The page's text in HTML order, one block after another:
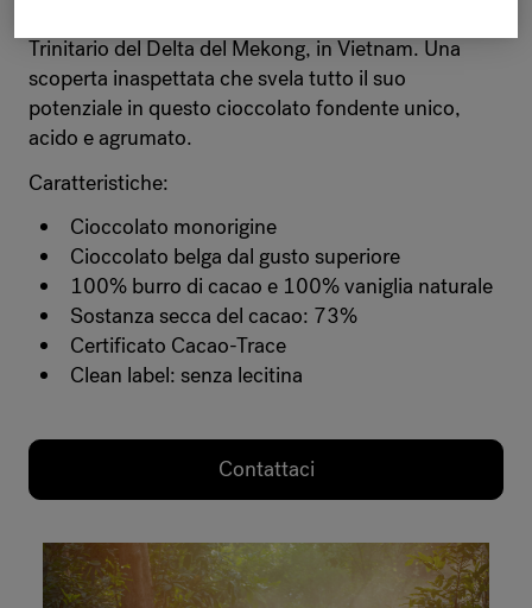
Trinitario del Delta del Mekong, in Vietnam. Una
scoperta inaspettata che svela tutto il suo
potenziale in questo cioccolato fondente unico,
acido e agrumato.
Caratteristiche:
Cioccolato monorigine
Cioccolato belga dal gusto superiore
100% burro di cacao e 100% vaniglia naturale
Sostanza secca del cacao: 73%
Certificato Cacao-Trace
Clean label: senza lecitina
Contattaci